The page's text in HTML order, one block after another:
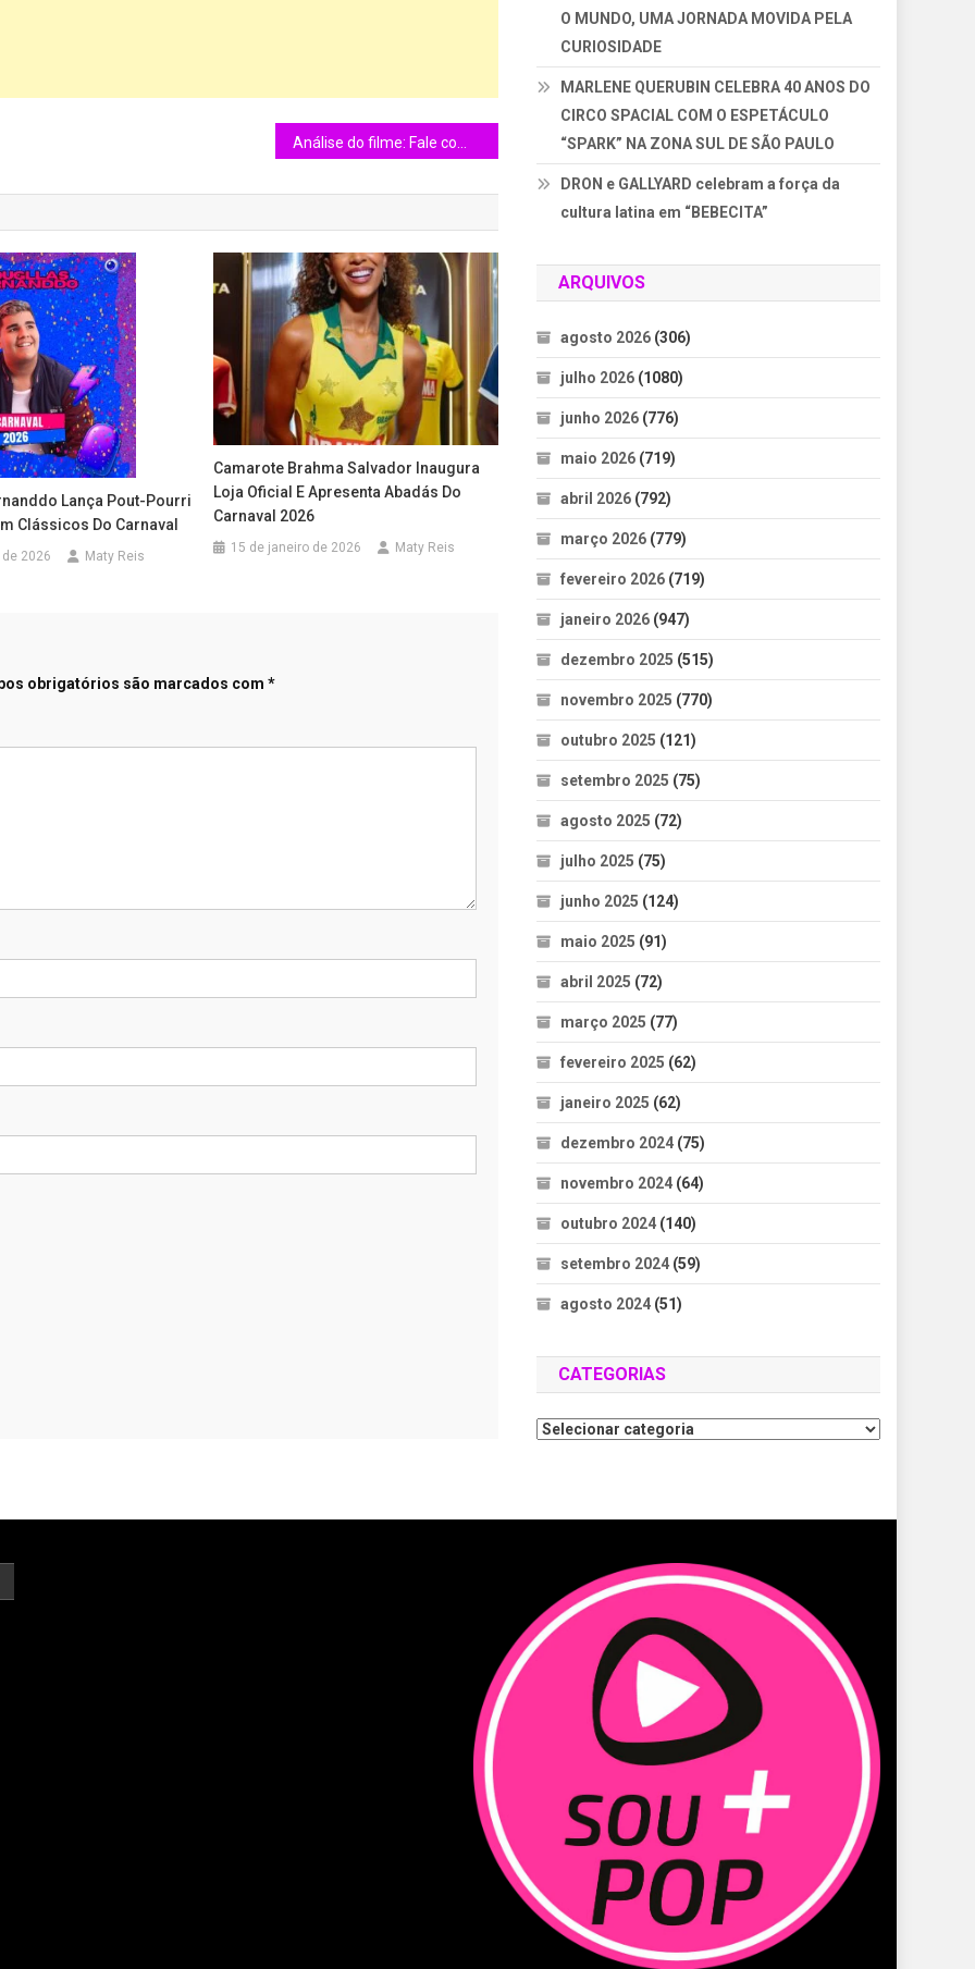
Lança Pout-Pourri
Clássicos Do Carnaval
2026 Maty Reis
Camarote Brahma Salvador Inaugura
Loja Oficial E Apresenta Abadás Do
Carnaval 2026
15 de janeiro de 2026 Maty Reis
obrigatórios são marcados com *
O MUNDO, UMA JORNADA MOVIDA PELA
CURIOSIDADE
MARLENE QUERUBIN CELEBRA 40 ANOS DO
CIRCO SPACIAL COM O ESPETÁCULO
“SPARK” NA ZONA SUL DE SÃO PAULO
DRON e GALLYARD celebram a força da
cultura latina em “BEBECITA”
ARQUIVOS
agosto 2026 (306)
julho 2026 (1080)
junho 2026 (776)
maio 2026 (719)
abril 2026 (792)
março 2026 (779)
fevereiro 2026 (719)
janeiro 2026 (947)
dezembro 2025 (515)
novembro 2025 (770)
outubro 2025 (121)
setembro 2025 (75)
agosto 2025 (72)
julho 2025 (75)
junho 2025 (124)
maio 2025 (91)
abril 2025 (72)
março 2025 (77)
fevereiro 2025 (62)
janeiro 2025 (62)
dezembro 2024 (75)
novembro 2024 (64)
outubro 2024 (140)
setembro 2024 (59)
agosto 2024 (51)
CATEGORIAS